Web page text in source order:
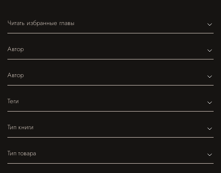
Читать избранные главы
Автор
Автор
Теги
Тип книги
Тип товара